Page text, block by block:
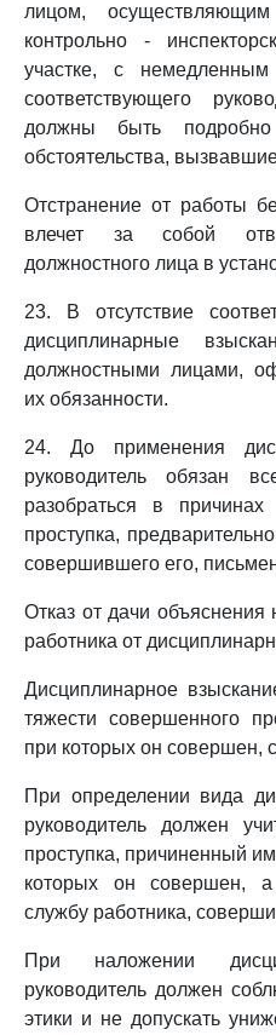
лицом,
контрольно -
участке, с
соответствующего
должны быть
обстоятельства,
Отстранение от работы
влечет за собой
должностного лица в
23. В отсутствие
дисциплинарные
должностными лицами,
их обязанности.
24. До применения
руководитель обязан
разобраться в
проступка,
совершившего его,
Отказ от дачи объяснения
работника от
Дисциплинарное
тяжести совершенного
при которых он совершен,
При определении вида
руководитель должен
проступка, причиненный
которых он совершен,
службу работника,
При наложении
руководитель должен
этики и не допускать